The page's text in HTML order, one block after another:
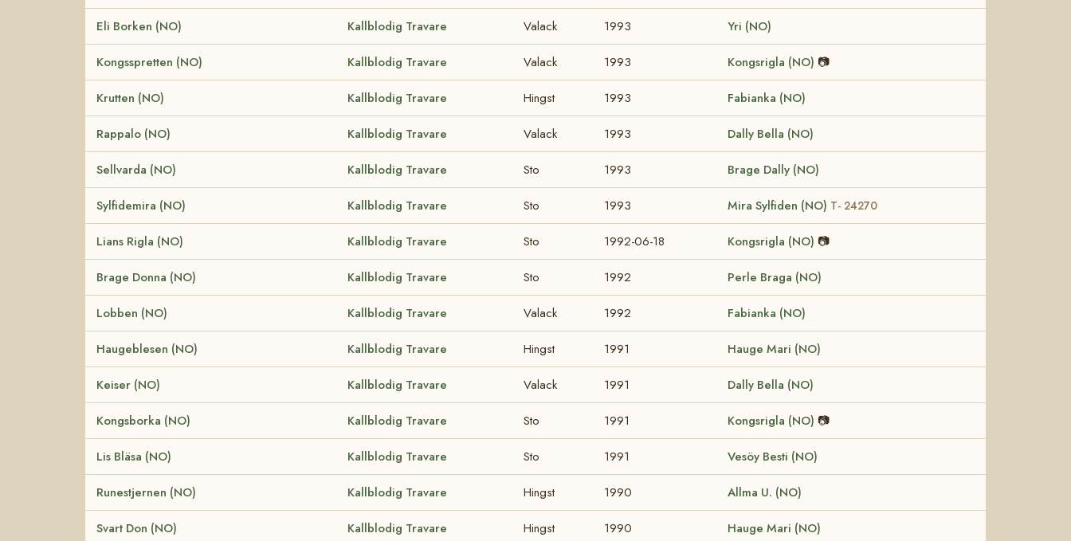
Eli Borken (NO) Kallblodig Travare Valack 1993 Yri (NO)
Kongsspretten (NO) Kallblodig Travare Valack 1993 Kongsrigla (NO) 📷
Krutten (NO) Kallblodig Travare Hingst 1993 Fabianka (NO)
Rappalo (NO) Kallblodig Travare Valack 1993 Dally Bella (NO)
Sellvarda (NO) Kallblodig Travare Sto 1993 Brage Dally (NO)
Sylfidemira (NO) Kallblodig Travare Sto 1993 Mira Sylfiden (NO) T- 24270
Lians Rigla (NO) Kallblodig Travare Sto 1992-06-18 Kongsrigla (NO) 📷
Brage Donna (NO) Kallblodig Travare Sto 1992 Perle Braga (NO)
Lobben (NO) Kallblodig Travare Valack 1992 Fabianka (NO)
Haugeblesen (NO) Kallblodig Travare Hingst 1991 Hauge Mari (NO)
Keiser (NO) Kallblodig Travare Valack 1991 Dally Bella (NO)
Kongsborka (NO) Kallblodig Travare Sto 1991 Kongsrigla (NO) 📷
Lis Bläsa (NO) Kallblodig Travare Sto 1991 Vesöy Besti (NO)
Runestjernen (NO) Kallblodig Travare Hingst 1990 Allma U. (NO)
Svart Don (NO) Kallblodig Travare Hingst 1990 Hauge Mari (NO)